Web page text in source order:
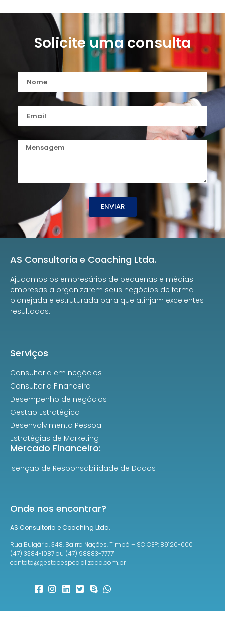
Solicite uma consulta
ENVIAR
AS Consultoria e Coaching Ltda.
Ajudamos os empresários de pequenas e médias
empresas a organizarem seus negócios de forma
planejada e estruturada para que atinjam excelentes
resultados.
Serviços
Consultoria em negócios
Consultoria Financeira
Desempenho de negócios
Gestão Estratégica
Desenvolvimento Pessoal
Estratégias de Marketing
Mercado Financeiro:
Isenção de Responsabilidade de Dados
Onde nos encontrar?
AS Consultoria e Coaching Ltda.
Rua Bulgária, 348, Bairro Nações, Timbó – SC CEP: 89120-000
(47) 3384-1087 ou (47) 98883-7777
contato@gestaoespecializada.com.br